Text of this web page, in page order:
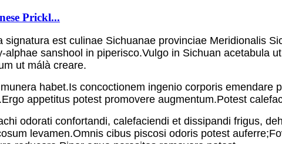
Prickl...
signatura est culinae Sichuanae provinciae Meridionalis
alphae sanshool in piperisco.Vulgo in Sichuan acetabula
ut málà creare.
habet.Is concoctionem ingenio corporis
appetitus potest promovere augmentum.Potest
odorati confortandi, calefaciendi et dissipandi frigus,
levamen.Omnis cibus piscosi odoris potest